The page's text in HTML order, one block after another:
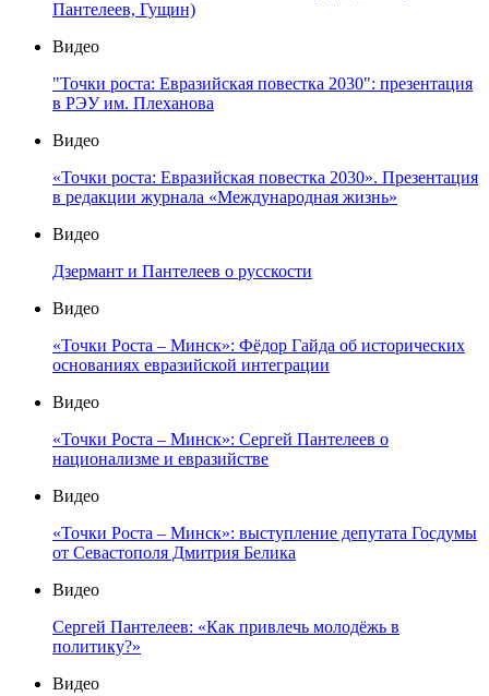
Пантелеев, Гущин)
Видео
"Точки роста: Евразийская повестка 2030": презентация
в РЭУ им. Плеханова
Видео
«Точки роста: Евразийская повестка 2030». Презентация
в редакции журнала «Международная жизнь»
Видео
Дзермант и Пантелеев о русскости
Видео
«Точки Роста – Минск»: Фёдор Гайда об исторических
основаниях евразийской интеграции
Видео
«Точки Роста – Минск»: Сергей Пантелеев о
национализме и евразийстве
Видео
«Точки Роста – Минск»: выступление депутата Госдумы
от Севастополя Дмитрия Белика
Видео
Сергей Пантелеев: «Как привлечь молодёжь в
политику?»
Видео